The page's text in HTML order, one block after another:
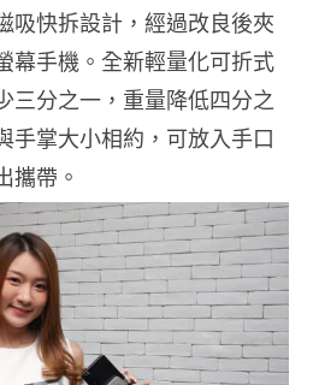
吸快拆設計，經過改良後夾
幕手機。全新輕量化可折式
三分之一，重量降低四分之
手掌大小相約，可放入手口
攜帶。